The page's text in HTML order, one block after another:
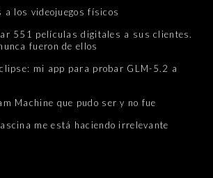
a los videojuegos físicos
551 películas digitales a sus clientes.
fueron de ellos
mi app para probar GLM-5.2 a
Machine que pudo ser y no fue
me está haciendo irrelevante